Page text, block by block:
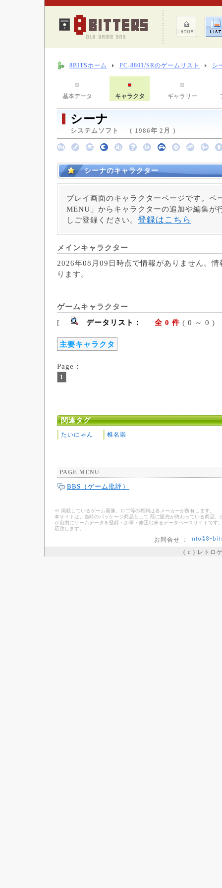
8BITSホーム PC-8801/SRのゲームリスト シ
基本データ キャラクタ ギャラリー
シーナ
システムソフト （ 1986年 2月 ）
シーナのキャラクター
プレイ画面のキャラクターページです。ペ
MENU」からキャラクターの追加や編集が
しご登録ください。 登録はこちら
メインキャラクター
2026年08月09日時点で情報がありません。
ります。
ゲームキャラクター
[
データリスト： 全 0 件 ( 0
主要キャラクタ
Page：
1
関連タグ
たいにゃん 椎名崇
PAGE MENU
BBS（ゲーム批評）
※ 掲載しているゲーム画像、ロゴ等の権利は各メーカーが所有します。
本サイトは、当時のパッケージ商品として 既に販売が終わっている商品
が自由にゲームデータを登録・加筆・修正出来るデータベースサイトで
応致します。
お問合せ ：
( c ) レトロ